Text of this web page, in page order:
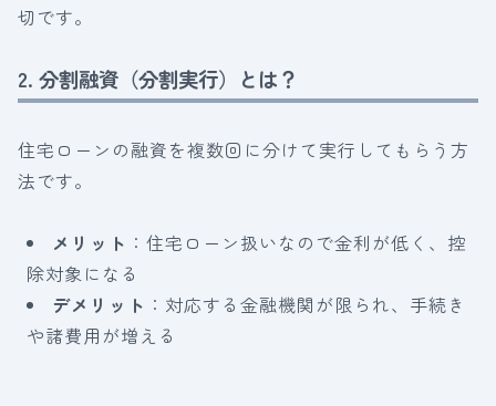
切です。
2. 分割融資（分割実行）とは？
住宅ローンの融資を複数回に分けて実行してもらう方
法です。
メリット ：住宅ローン扱いなので金利が低く、控
除対象になる
デメリット ：対応する金融機関が限られ、手続き
や諸費用が増える